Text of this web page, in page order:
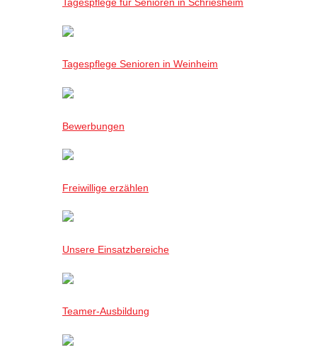
Tagespflege Senioren in Weinheim
Bewerbungen
Freiwillige erzählen
Unsere Einsatzbereiche
Teamer-Ausbildung